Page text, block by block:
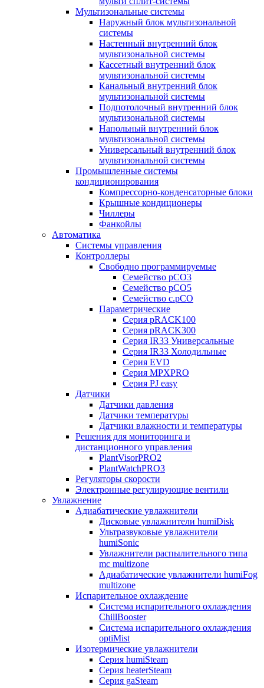
Мультизональные системы
Наружный блок мультизональной
системы
Настенный внутренний блок
мультизональной системы
Кассетный внутренний блок
мультизональной системы
Канальный внутренний блок
мультизональной системы
Подпотолочный внутренний блок
мультизональной системы
Напольный внутренний блок
мультизональной системы
Универсальный внутренний блок
мультизональной системы
Промышленные системы
кондиционирования
Компрессорно-конденсаторные блоки
Крышные кондиционеры
Чиллеры
Фанкойлы
Автоматика
Системы управления
Контроллеры
Свободно программируемые
Семейство pCO3
Семейство pCO5
Семейство c.pCO
Параметрические
Серия pRACK100
Серия pRACK300
Серия IR33 Универсальные
Серия IR33 Холодильные
Серия EVD
Серия MPXPRO
Серия PJ easy
Датчики
Датчики давления
Датчики температуры
Датчики влажности и температуры
Решения для мониторинга и
дистанционного управления
PlantVisorPRO2
PlantWatchPRO3
Регуляторы скорости
Электронные регулирующие вентили
Увлажнение
Адиабатические увлажнители
Дисковые увлажнители humiDisk
Ультразвуковые увлажнители
humiSonic
Увлажнители распылительного типа
mc multizone
Адиабатические увлажнители humiFog
multizone
Испарительное охлаждение
Система испарительного охлаждения
ChillBooster
Система испарительного охлаждения
optiMist
Изотермические увлажнители
Серия humiSteam
Серия heaterSteam
Серия gaSteam